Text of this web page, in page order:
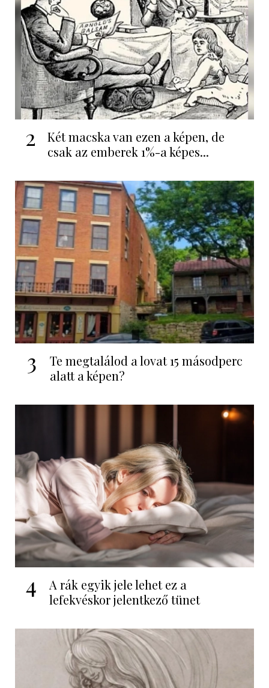
2
Két macska van ezen a képen, de
csak az emberek 1%-a képes...
3
Te megtalálod a lovat 15 másodperc
alatt a képen?
4
A rák egyik jele lehet ez a
lefekvéskor jelentkező tünet